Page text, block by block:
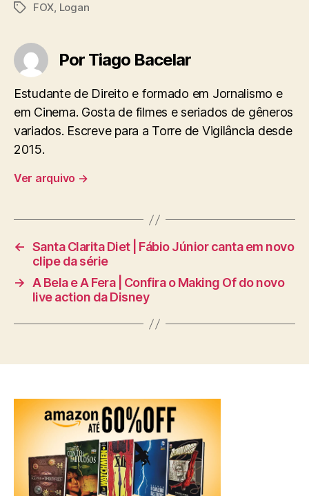
TagsFOX, Logan
Por Tiago Bacelar
Estudante de Direito e formado em Jornalismo e
em Cinema. Gosta de filmes e seriados de gêneros
variados. Escreve para a Torre de Vigilância desde
2015.
Ver arquivo →
← Santa Clarita Diet | Fábio Júnior canta em novo
clipe da série
→ A Bela e A Fera | Confira o Making Of do novo
live action da Disney